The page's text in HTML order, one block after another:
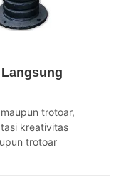
trotoar,
kreativitas
trotoar